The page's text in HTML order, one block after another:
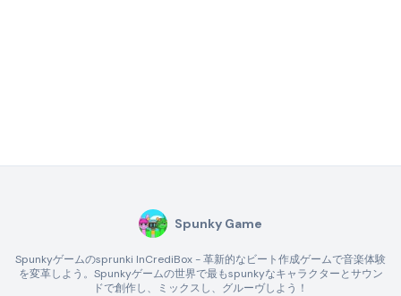
Spunky Game
Spunkyゲームのsprunki InCrediBox - 革新的なビート作成ゲームで音楽体験
を変革しよう。Spunkyゲームの世界で最もspunkyなキャラクターとサウン
ドで創作し、ミックスし、グルーヴしよう！